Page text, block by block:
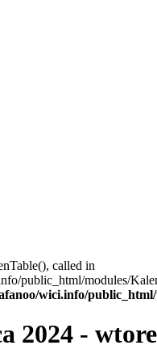
called in
public_html/modules/
wici.info/
2024 -